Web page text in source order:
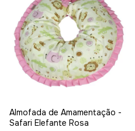
Almofada de Amamentação -
Safari Elefante Rosa